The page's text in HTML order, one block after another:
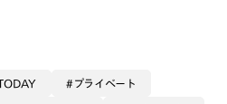
かけられますプライベート